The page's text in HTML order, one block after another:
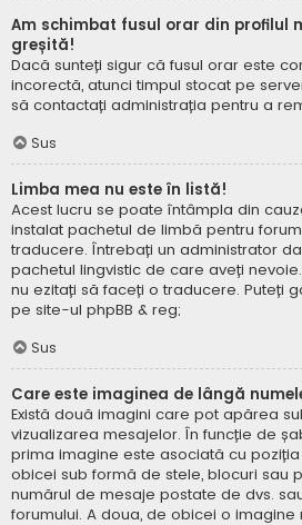
Am schimbat fusul orar din profilul
greșită!
Dacă sunteți sigur că fusul orar este
incorectă, atunci timpul stocat pe
să contactați administrația pentru a
Sus
Limba mea nu este în listă!
Acest lucru se poate întâmpla din
instalat pachetul de limbă pentru
traducere. Întrebați un administrator
pachetul lingvistic de care aveți
nu ezitați să faceți o traducere. Puteți
pe site-ul phpBB & reg;
Sus
Care este imaginea de lângă
Există două imagini care pot apărea
vizualizarea mesajelor. În funcție de
prima imagine este asociată cu
obicei sub formă de stele, blocuri sau
numărul de mesaje postate de dvs.
forumului. A doua, de obicei o imagine